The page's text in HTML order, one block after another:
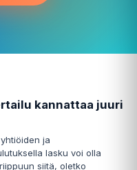
kannattaa juuri
ja
lasku voi olla
siitä, oletko